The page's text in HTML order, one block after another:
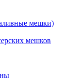
мешки)
мешков